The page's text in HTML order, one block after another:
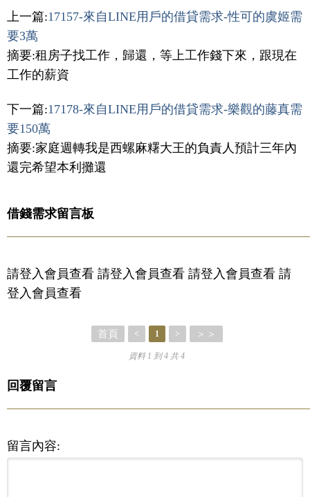
上一篇:17157-來自LINE用戶的借貸需求-性可的虞姬需
要3萬
摘要:租房子找工作，歸還，等上工作錢下來，跟現在
工作的薪資
下一篇:17178-來自LINE用戶的借貸需求-樂觀的藤真需
要150萬
摘要:家庭週轉我是西螺麻糬大王的負責人預計三年內
還完希望本利攤還
借錢需求留言板
請登入會員查看 請登入會員查看 請登入會員查看 請
登入會員查看
首頁 < 1 > ＞＞
資料 1 到 4 共 4
回覆留言
留言內容: